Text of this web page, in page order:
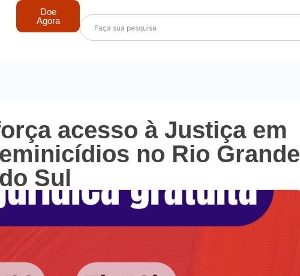
Doe
Agora
acesso à Justiça em
no Rio Grande
do Sul